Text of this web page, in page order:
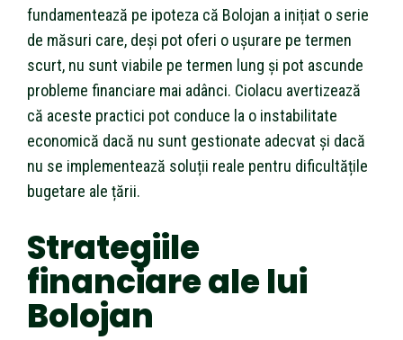
fundamentează pe ipoteza că Bolojan a inițiat o serie
de măsuri care, deși pot oferi o ușurare pe termen
scurt, nu sunt viabile pe termen lung și pot ascunde
probleme financiare mai adânci. Ciolacu avertizează
că aceste practici pot conduce la o instabilitate
economică dacă nu sunt gestionate adecvat și dacă
nu se implementează soluții reale pentru dificultățile
bugetare ale țării.
Strategiile
financiare ale lui
Bolojan